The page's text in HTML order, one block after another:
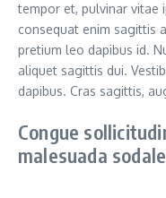
tempor et, pulvinar vitae
consequat enim sagittis
pretium leo dapibus id.
aliquet sagittis dui.
dapibus. Cras sagittis,
Congue
malesuada